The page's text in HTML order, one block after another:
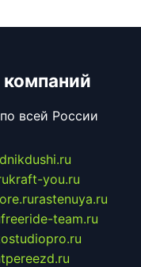
всей России
kraft-you.ru
rastenuya.ru
freeride-team.ru